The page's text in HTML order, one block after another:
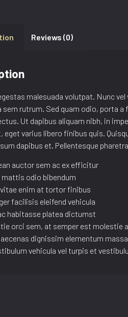
Reviews (0)
malesuada volutpat. Nunc
sem rutrum. Sed quam odio, porta
Ut dapibus aliquam nibh, in
eget varius libero finibus quis.
dapibus et. Pellentesque
auctor sem ac ex efficitur
mattis odio bibendum
enim at tortor finibus
facilisis eleifend vehicula
habitasse platea dictumst
orci sem, at semper est molestie
dignissim elementum
vehicula vel turpis et